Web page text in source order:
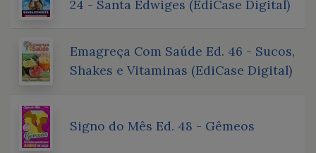
24 - Santa Edwiges (EdiCase Digital)
Emagreça Com Saúde Ed. 46 - Sucos,
Shakes e Vitaminas (EdiCase Digital)
Signo do Mês Ed. 48 - Gêmeos